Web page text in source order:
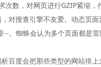
次数，对网页进行GZIP紧缩，
对搜查引擎不友爱。动态页面
。蜘蛛会认为多个页面都是雷
百度会把那些类型的网站排